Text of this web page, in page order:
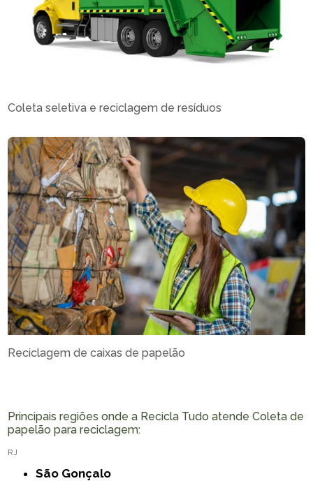
Coleta seletiva e reciclagem de resíduos
Reciclagem de caixas de papelão
Principais regiões onde a Recicla Tudo atende Coleta de
papelão para reciclagem:
RJ
São Gonçalo